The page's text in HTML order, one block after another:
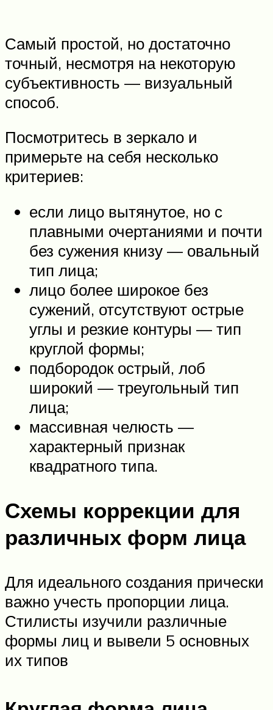
Самый простой, но достаточно
точный, несмотря на некоторую
субъективность — визуальный
способ.
Посмотритесь в зеркало и
примерьте на себя несколько
критериев:
если лицо вытянутое, но с
плавными очертаниями и почти
без сужения книзу — овальный
тип лица;
лицо более широкое без
сужений, отсутствуют острые
углы и резкие контуры — тип
круглой формы;
подбородок острый, лоб
широкий — треугольный тип
лица;
массивная челюсть —
характерный признак
квадратного типа.
Схемы коррекции для
различных форм лица
Для идеального создания прически
важно учесть пропорции лица.
Стилисты изучили различные
формы лиц и вывели 5 основных
их типов